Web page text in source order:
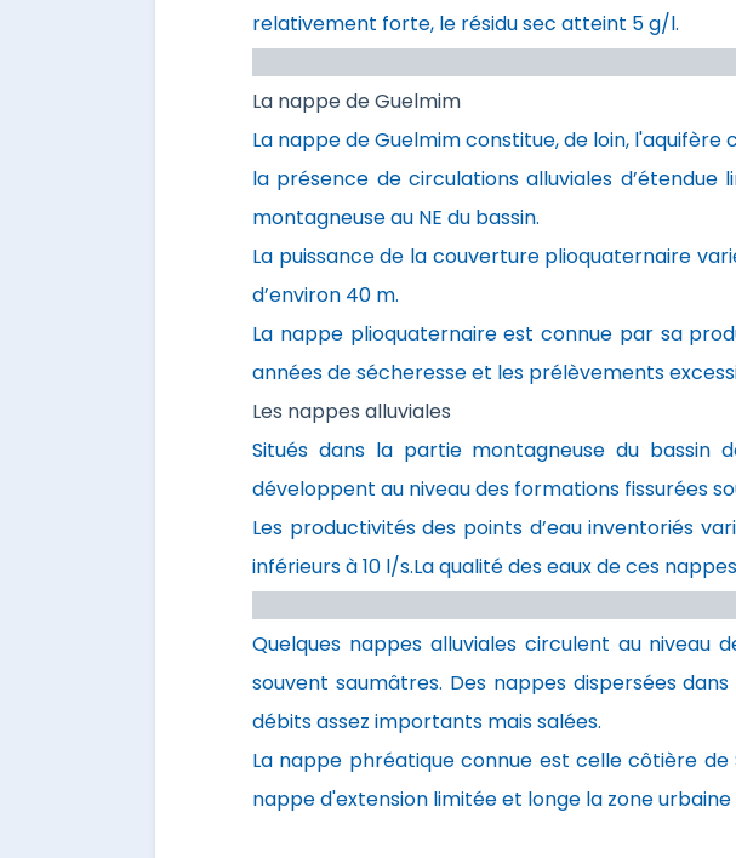
relativement forte, le résidu sec atteint 5 g/l.
Dans le
La nappe de Guelmim
La nappe de Guelmim constitue, de loin,
la présence de circulations alluviales
montagneuse au NE du bassin.
La puissance de la couverture plioquaternaire
d’environ 40 m.
La nappe plioquaternaire est connue par sa
années de sécheresse et les prélèvements
Les nappes alluviales
Situés dans la partie montagneuse du bassin
développent au niveau des formations fissurées
Les productivités des points d’eau inventoriés
inférieurs à 10 l/s.La qualité des eaux de ces
Quelques nappes alluviales circulent au niveau
souvent saumâtres. Des nappes dispersées
débits assez importants mais salées.
La nappe phréatique connue est celle côtière
nappe d'extension limitée et longe la zone urbaine